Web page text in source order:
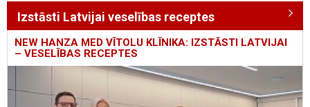
Izstāsti Latvijai veselības receptes
NEW HANZA MED VĪTOLU KLĪNIKA: IZSTĀSTI LATVIJAI
– VESELĪBAS RECEPTES